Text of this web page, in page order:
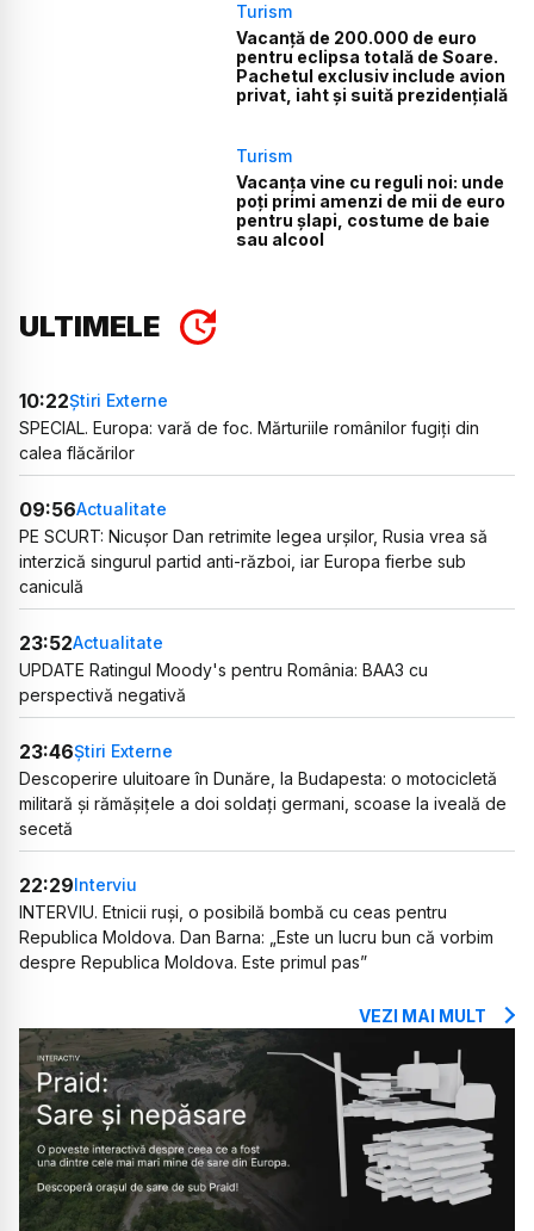
Turism
Vacanță de 200.000 de euro
pentru eclipsa totală de Soare.
Pachetul exclusiv include avion
privat, iaht și suită prezidențială
Turism
Vacanța vine cu reguli noi: unde
poți primi amenzi de mii de euro
pentru șlapi, costume de baie
sau alcool
ULTIMELE
10:22Știri Externe
SPECIAL. Europa: vară de foc. Mărturiile românilor fugiți din
calea flăcărilor
09:56Actualitate
PE SCURT: Nicușor Dan retrimite legea urșilor, Rusia vrea să
interzică singurul partid anti-război, iar Europa fierbe sub
caniculă
23:52Actualitate
UPDATE Ratingul Moody's pentru România: BAA3 cu
perspectivă negativă
23:46Știri Externe
Descoperire uluitoare în Dunăre, la Budapesta: o motocicletă
militară și rămășițele a doi soldați germani, scoase la iveală de
secetă
22:29Interviu
INTERVIU. Etnicii ruși, o posibilă bombă cu ceas pentru
Republica Moldova. Dan Barna: „Este un lucru bun că vorbim
despre Republica Moldova. Este primul pas”
VEZI MAI MULT